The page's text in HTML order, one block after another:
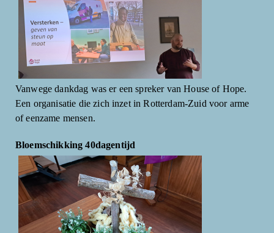
Vanwege dankdag was er een spreker van House of Hope.
Een organisatie die zich inzet in Rotterdam-Zuid voor arme
of eenzame mensen.
Bloemschikking 40dagentijd